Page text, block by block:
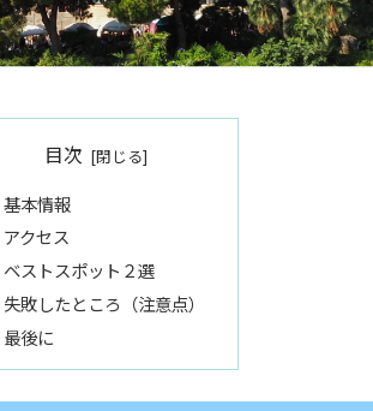
目次
基本情報
アクセス
ベストスポット２選
失敗したところ（注意点）
最後に